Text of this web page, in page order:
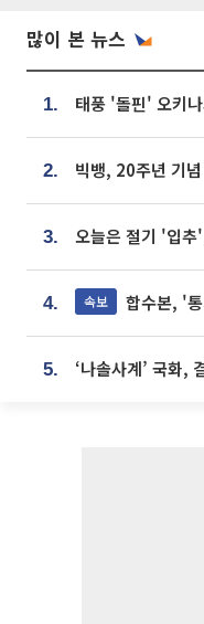
많이 본 뉴스
1.
2.
3. 오늘은 절기 '입추
4. 속보 합수본, '통계 조
5.